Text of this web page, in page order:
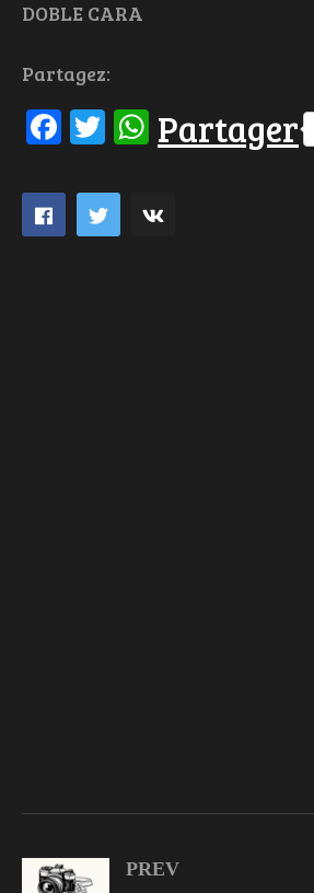
DOBLE CARA
Partagez:
Facebook
Twitter
WhatsApp
Partager
PREV